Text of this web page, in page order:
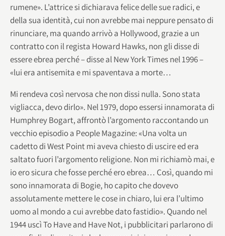
rumene». L’attrice si dichiarava felice delle sue radici, e
della sua identità, cui non avrebbe mai neppure pensato di
rinunciare, ma quando arrivò a Hollywood, grazie a un
contratto con il regista Howard Hawks, non gli disse di
essere ebrea perché – disse al New York Times nel 1996 –
«lui era antisemita e mi spaventava a morte…
Mi rendeva così nervosa che non dissi nulla. Sono stata
vigliacca, devo dirlo». Nel 1979, dopo essersi innamorata di
Humphrey Bogart, affrontò l’argomento raccontando un
vecchio episodio a People Magazine: «Una volta un
cadetto di West Point mi aveva chiesto di uscire ed era
saltato fuori l’argomento religione. Non mi richiamò mai, e
io ero sicura che fosse perché ero ebrea… Così, quando mi
sono innamorata di Bogie, ho capito che dovevo
assolutamente mettere le cose in chiaro, lui era l’ultimo
uomo al mondo a cui avrebbe dato fastidio». Quando nel
1944 uscì To Have and Have Not, i pubblicitari parlarono di